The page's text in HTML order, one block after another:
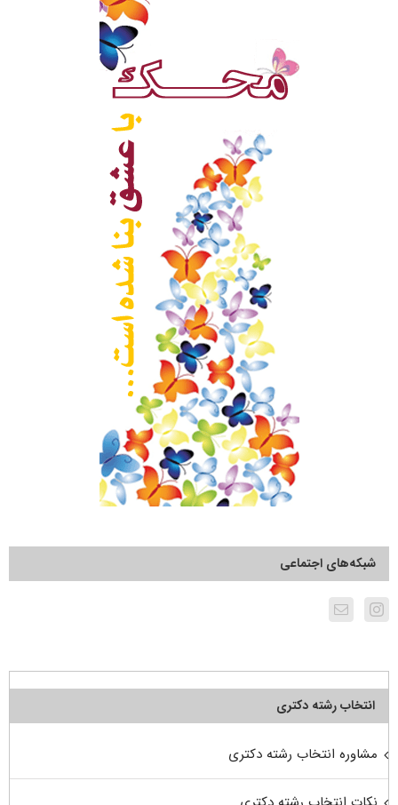
شبکه‌های اجتماعی
انتخاب رشته دکتری
مشاوره انتخاب رشته دکتری